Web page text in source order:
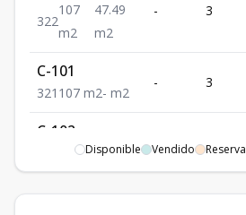
322
107
m2
47.49
m2
- 3
C-101
321 107 m2- m2
- 3
C-102
107m2-m2
- 3
C-201
Disponible Vendido